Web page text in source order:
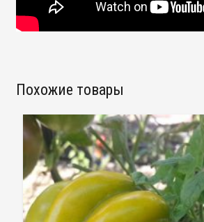
Похожие товары